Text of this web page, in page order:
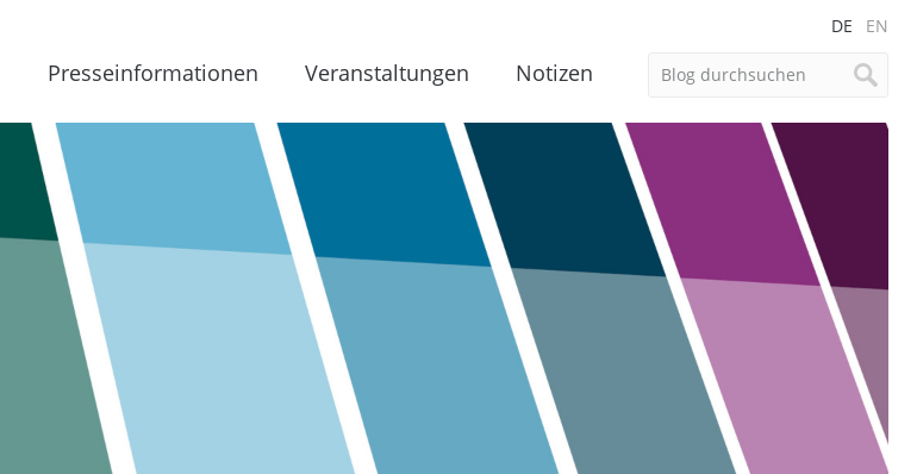
DE EN
Presseinformationen Veranstaltungen Notizen